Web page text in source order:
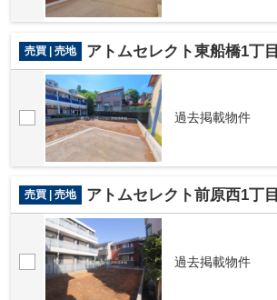
売買 | 売地 アトムセレクト東船橋1丁
過去掲載物件
売買 | 売地 アトムセレクト前原西1丁目
過去掲載物件